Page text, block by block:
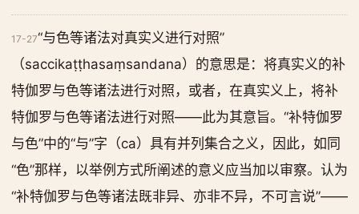
17-27“与色等诸法对真实义进行对照”
（saccikaṭṭhasaṃsandana）的意思是：将真实义的补
特伽罗与色等诸法进行对照，或者，在真实义上，将补
特伽罗与色等诸法进行对照——此为其意旨。“补特伽罗
与色”中的“与”字（ca）具有并列集合之义，因此，如同
“色”那样，以举例方式所阐述的意义应当加以审察。认为
“补特伽罗与色等诸法既非异、亦非不异，不可言说”——